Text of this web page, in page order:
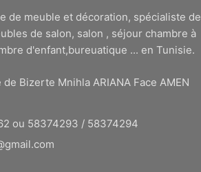
de meuble et décoration, spécialiste de
de salon, salon , séjour chambre à
d'enfant,bureuatique ... en Tunisie.
Bizerte Mnihla ARIANA Face AMEN
ou 58374293 / 58374294